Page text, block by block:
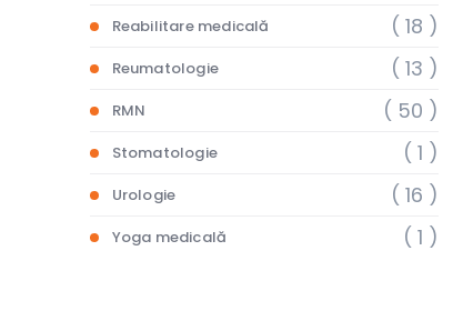
Reabilitare medicală ( 18 )
Reumatologie ( 13 )
RMN ( 50 )
Stomatologie ( 1 )
Urologie ( 16 )
Yoga medicală ( 1 )